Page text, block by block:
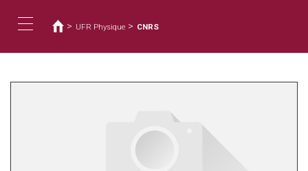
容
在
這
裡
> UFR Physique > CNRS